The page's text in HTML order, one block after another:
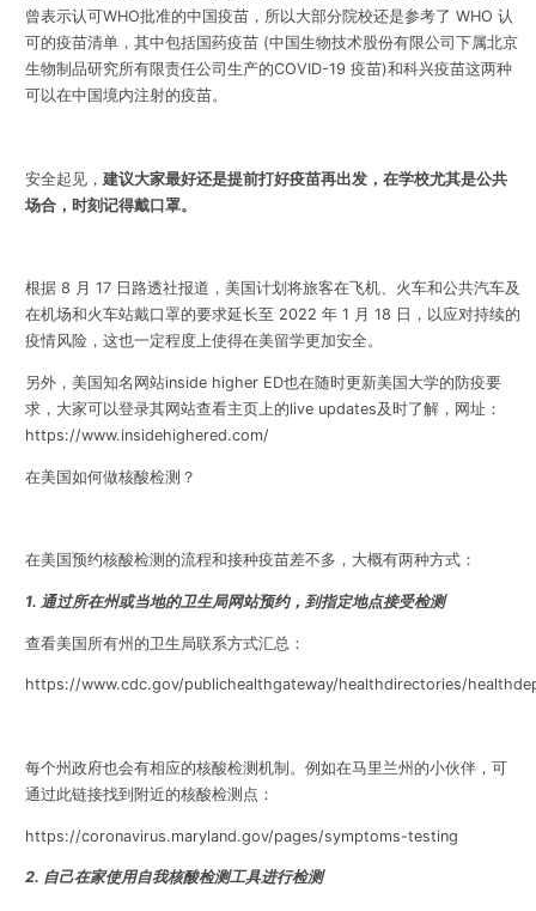
曾表示认可WHO批准的中国疫苗，所以大部分院校还是参考了 WHO 认
可的疫苗清单，其中包括国药疫苗 (中国生物技术股份有限公司下属北京
生物制品研究所有限责任公司生产的COVID-19 疫苗)和科兴疫苗这两种
可以在中国境内注射的疫苗。
安全起见， 建议大家最好还是提前打好疫苗再出发，在学校尤其是公共
场合，时刻记得戴口罩。
根据 8 月 17 日路透社报道，美国计划将旅客在飞机、火车和公共汽车及
在机场和火车站戴口罩的要求延长至 2022 年 1 月 18 日，以应对持续的
疫情风险，这也一定程度上使得在美留学更加安全。
另外，美国知名网站inside higher ED也在随时更新美国大学的防疫要
求，大家可以登录其网站查看主页上的live updates及时了解，网址：
https://www.insidehighered.com/
在美国如何做核酸检测？
在美国预约核酸检测的流程和接种疫苗差不多，大概有两种方式：
1. 通过所在州或当地的卫生局网站预约，到指定地点接受检测
查看美国所有州的卫生局联系方式汇总：
https://www.cdc.gov/publichealthgateway/healthdirectories/
每个州政府也会有相应的核酸检测机制。例如在马里兰州的小伙伴，可
通过此链接找到附近的核酸检测点：
https://coronavirus.maryland.gov/pages/symptoms-testing
2. 自己在家使用自我核酸检测工具进行检测